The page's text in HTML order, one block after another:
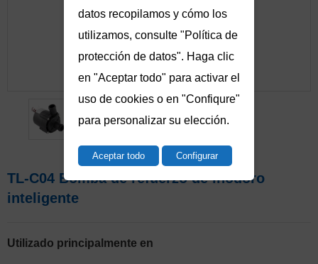
TL-C04 Bomba de refuerzo de inodoro
inteligente
Utilizado principalmente en
datos recopilamos y cómo los
utilizamos, consulte "Política de
protección de datos". Haga clic
en "Aceptar todo" para activar el
uso de cookies o en "Confiqure"
para personalizar su elección.
Aceptar todo Configurar